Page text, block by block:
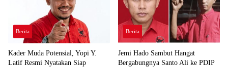
Berita
Kader Muda Potensial, Yopi Y.
Latif Resmi Nyatakan Siap
Berita
Jemi Hado Sambut Hangat
Bergabungnya Santo Ali ke PDIP